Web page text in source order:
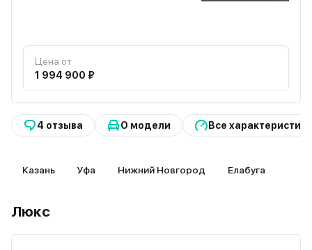
Цена от
1 994 900 ₽
4 отзыва О модели Все характеристики
Казань Уфа Нижний Новгород Елабуга
Люкс